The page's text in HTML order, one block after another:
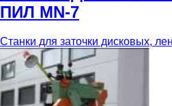
ПИЛ MN-7
Станки для заточки дисковых,